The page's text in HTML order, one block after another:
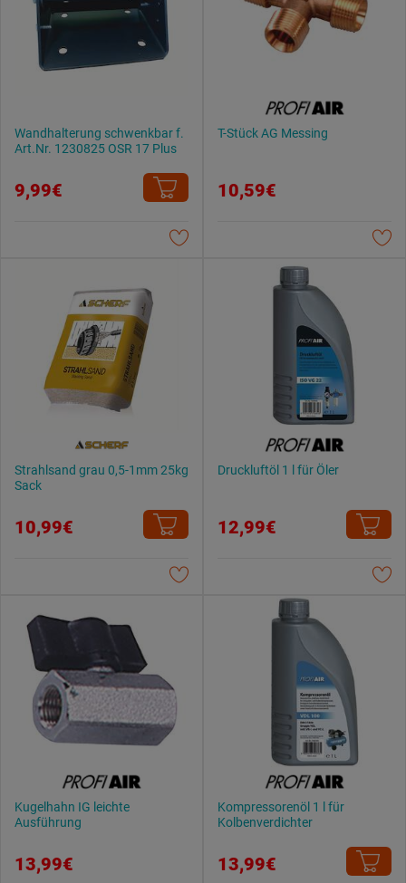
Wandhalterung schwenkbar f.
Art.Nr. 1230825 OSR 17 Plus
9,99€
T-Stück AG Messing
10,59€
Strahlsand grau 0,5-1mm 25kg
Sack
10,99€
Druckluftöl 1 l für Öler
12,99€
Kugelhahn IG leichte
Ausführung
13,99€
Kompressorenöl 1 l für
Kolbenverdichter
13,99€